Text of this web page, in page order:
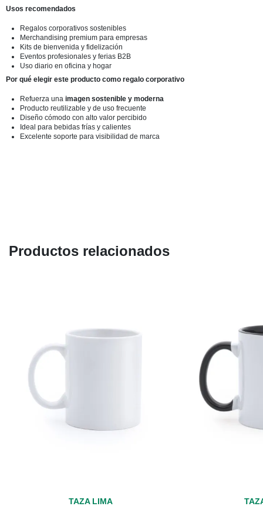
Usos recomendados
Regalos corporativos sostenibles
Merchandising premium para empresas
Kits de bienvenida y fidelización
Eventos profesionales y ferias B2B
Uso diario en oficina y hogar
Por qué elegir este producto como regalo corporativo
Refuerza una imagen sostenible y moderna
Producto reutilizable y de uso frecuente
Diseño cómodo con alto valor percibido
Ideal para bebidas frías y calientes
Excelente soporte para visibilidad de marca
Productos relacionados
Vista rápida
TAZA LIMA